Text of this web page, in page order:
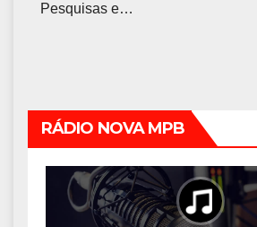
Pesquisas e…
RÁDIO NOVA MPB